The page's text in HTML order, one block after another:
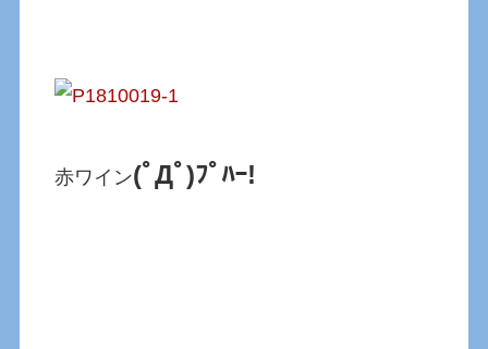
赤ワイン(ﾟДﾟ)ﾌﾟﾊｰ!